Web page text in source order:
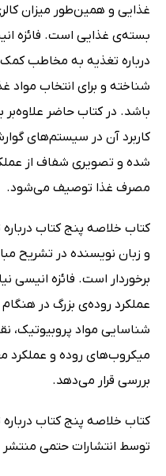
غذایی و همین‌طور میزان
بسته‌ی غذایی است. فائزه
درباره تغذیه به مخاطب
شناخته و برای انتخاب
باشد. در کتاب حاضر
کاربرد آن در سیستم‌های
شده و تصویری شفاف از
مصرف غذا توصیف می‌شود.
کتاب خلاصه پنج کتاب
و زبان نویسنده در تشریح
برخوردار است. فائزه انیسی
عملکرد روده‌ی بزرگ در
شناسایی مواد پروبیوتیک،
میکروب‌های روده و عملکرد
بررسی قرار می‌دهد.
کتاب خلاصه پنج کتاب
توسط انتشارات حتمی